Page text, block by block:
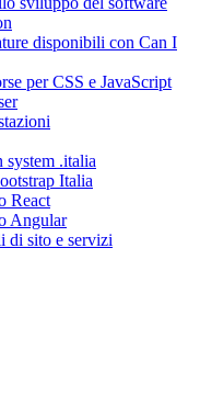
disponibili con Can I
per CSS e JavaScript
system .italia
Italia
React
Angular
di sito e servizi